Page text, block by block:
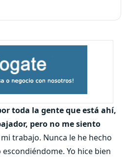
toda la gente que está ahí,
pero no me siento
trabajo. Nunca le he hecho
Yo hice bien